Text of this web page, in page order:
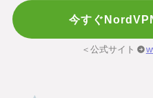
今すぐ
＜公式サイト